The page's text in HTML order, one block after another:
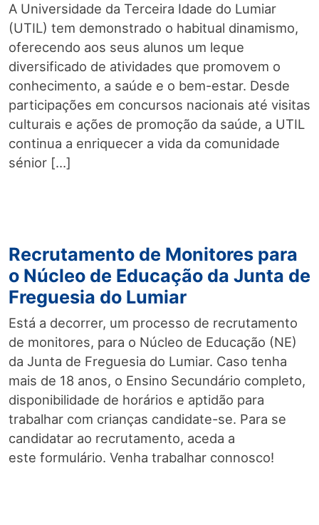
A Universidade da Terceira Idade do Lumiar
(UTIL) tem demonstrado o habitual dinamismo,
oferecendo aos seus alunos um leque
diversificado de atividades que promovem o
conhecimento, a saúde e o bem-estar. Desde
participações em concursos nacionais até visitas
culturais e ações de promoção da saúde, a UTIL
continua a enriquecer a vida da comunidade
sénior […]
Recrutamento de Monitores para
o Núcleo de Educação da Junta de
Freguesia do Lumiar
Está a decorrer, um processo de recrutamento
de monitores, para o Núcleo de Educação (NE)
da Junta de Freguesia do Lumiar. Caso tenha
mais de 18 anos, o Ensino Secundário completo,
disponibilidade de horários e aptidão para
trabalhar com crianças candidate-se. Para se
candidatar ao recrutamento, aceda a
este formulário. Venha trabalhar connosco!